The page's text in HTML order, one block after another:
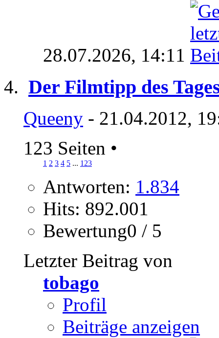
28.07.2026, 14:11
Der Filmtipp des
Queeny - 21.04.2012,
123 Seiten •
1 2 3 4 5 ... 123
Antworten: 1.834
Hits: 892.001
Bewertung0 / 5
Letzter Beitrag von
tobago
Profil
Beiträge anzeigen